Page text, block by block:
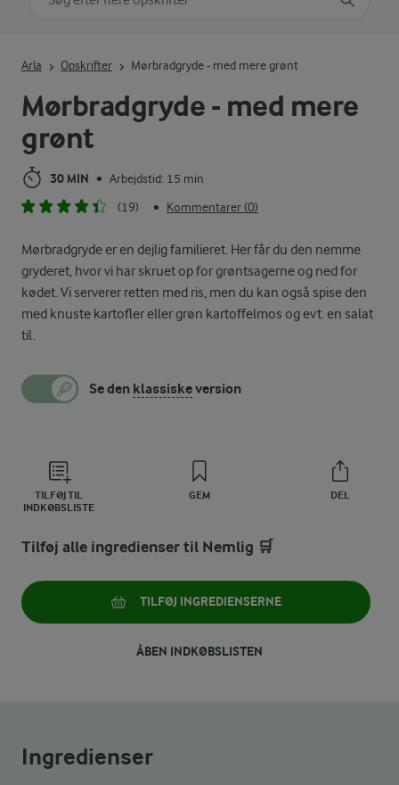
Mørbradgryde - med mere
grønt
30 MIN • Arbejdstid: 15 min
(19)
• Kommentarer (0)
Mørbradgryde er en dejlig familieret. Her får du den nemme
gryderet, hvor vi har skruet op for grøntsagerne og ned for
kødet. Vi serverer retten med ris, men du kan også spise den
med knuste kartofler eller grøn kartoffelmos og evt. en salat
til.
Se den klassiskeversion
TILFØJ TIL
INDKØBSLISTE
GEM DEL
Arla Opskrifter Mørbradgryde - med mere grønt
Tilføj alle ingredienser til Nemlig 🛒
TILFØJ INGREDIENSERNE
ÅBEN INDKØBSLISTEN
Ingredienser